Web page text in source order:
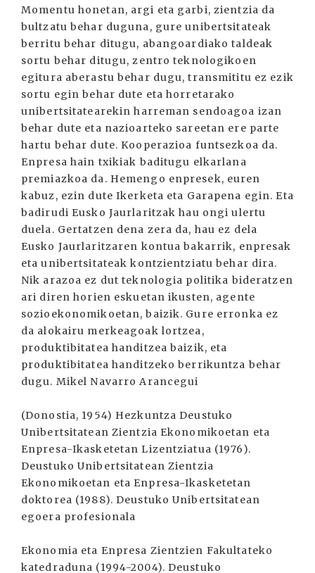
Momentu honetan, argi eta garbi, zientzia da
bultzatu behar duguna, gure unibertsitateak
berritu behar ditugu, abangoardiako taldeak
sortu behar ditugu, zentro teknologikoen
egitura aberastu behar dugu, transmititu ez ezik
sortu egin behar dute eta horretarako
unibertsitatearekin harreman sendoagoa izan
behar dute eta nazioarteko sareetan ere parte
hartu behar dute. Kooperazioa funtsezkoa da.
Enpresa hain txikiak baditugu elkarlana
premiazkoa da. Hemengo enpresek, euren
kabuz, ezin dute Ikerketa eta Garapena egin. Eta
badirudi Eusko Jaurlaritzak hau ongi ulertu
duela. Gertatzen dena zera da, hau ez dela
Eusko Jaurlaritzaren kontua bakarrik, enpresak
eta unibertsitateak kontzientziatu behar dira.
Nik arazoa ez dut teknologia politika bideratzen
ari diren horien eskuetan ikusten, agente
sozioekonomikoetan, baizik. Gure erronka ez
da alokairu merkeagoak lortzea,
produktibitatea handitzea baizik, eta
produktibitatea handitzeko berrikuntza behar
dugu. Mikel Navarro Arancegui
(Donostia, 1954) Hezkuntza Deustuko
Unibertsitatean Zientzia Ekonomikoetan eta
Enpresa-Ikasketetan Lizentziatua (1976).
Deustuko Unibertsitatean Zientzia
Ekonomikoetan eta Enpresa-Ikasketetan
doktorea (1988). Deustuko Unibertsitatean
egoera profesionala
Ekonomia eta Enpresa Zientzien Fakultateko
katedraduna (1994-2004). Deustuko